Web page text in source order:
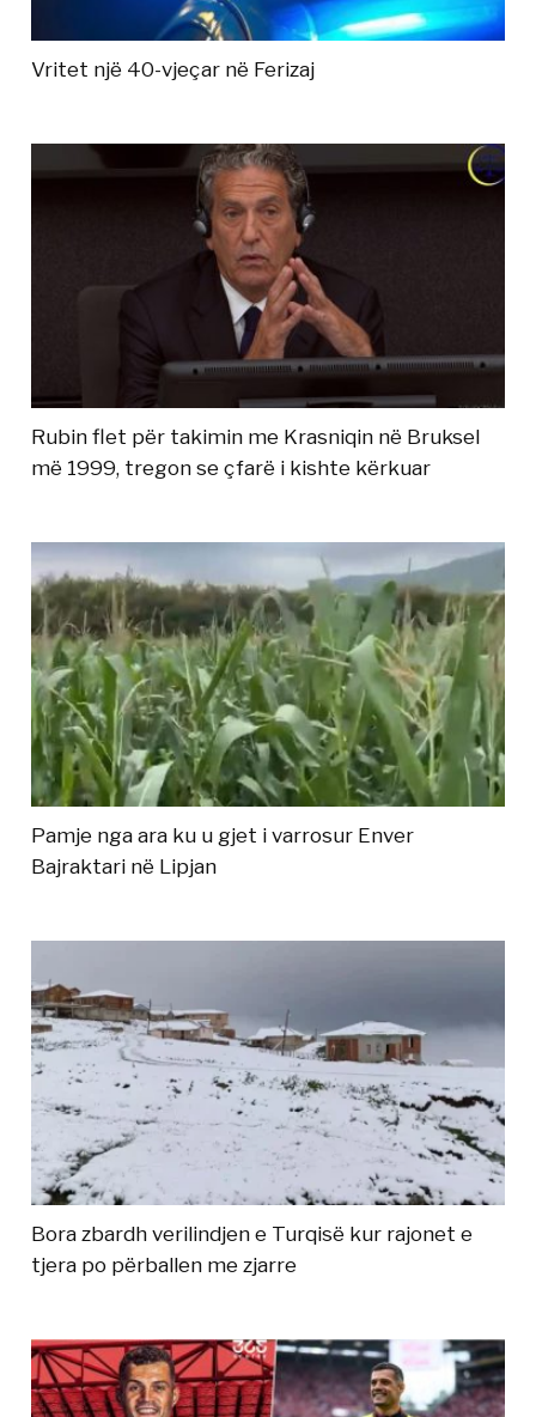
Vritet një 40-vjeçar në Ferizaj
Rubin flet për takimin me Krasniqin në Bruksel
më 1999, tregon se çfarë i kishte kërkuar
Pamje nga ara ku u gjet i varrosur Enver
Bajraktari në Lipjan
Bora zbardh verilindjen e Turqisë kur rajonet e
tjera po përballen me zjarre